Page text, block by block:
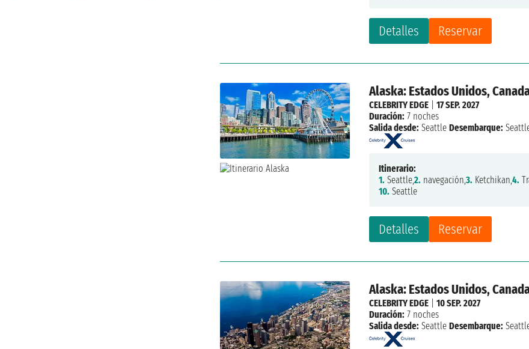
Detalles Reservar
Alaska: Estados Unidos,
Detalles Reservar
CELEBRITY EDGE |17 SEP. 2027
Duración: 7 noches
Salida desde: Seattle Desembarque:
Itinerario:
1. Seattle,2. navegación,3. Ketchikan,4.
10. Seattle
Alaska: Estados Unidos,
CELEBRITY EDGE |10 SEP. 2027
Duración: 7 noches
Salida desde: Seattle Desembarque: